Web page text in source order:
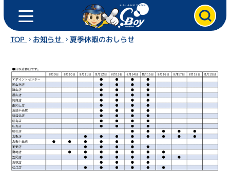
ト
ッ
プ
ー
ジ
ク
ル
マ
を
ク
TOP お知らせ 夏季休暇のおしらせ